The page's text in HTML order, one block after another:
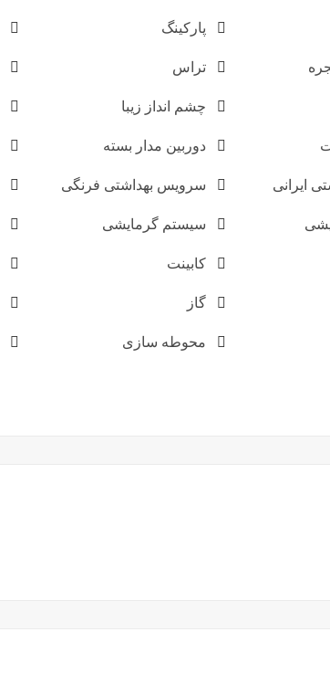
پارکینگ
تراس
چشم انداز زیبا
دوربین مدار بسته
ایرانی سرویس بهداشتی فرنگی
سیستم گرمایشی
کابینت
گاز
محوطه سازی